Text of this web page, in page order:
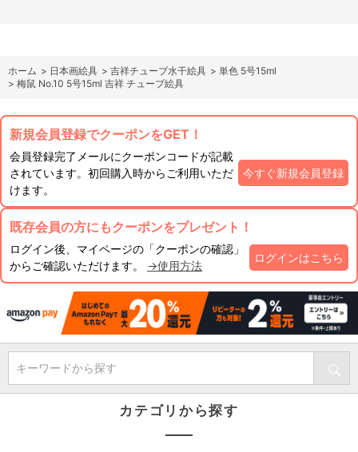
ホーム > 日本画絵具 > 吉祥チューブ水干絵具 > 単色 5号15ml
> 梅鼠 No.10 5号15ml 吉祥 チューブ絵具
新規会員登録でクーポンをGET！
会員登録完了メールにクーポンコードが記載
されています。初回購入時からご利用いただ
けます。
今すぐ新規会員登録
既存会員の方にもクーポンをプレゼント！
ログイン後、マイページの「クーポンの確認」
からご確認いただけます。 →使用方法
ログインはこちら
キーワードから探す
カテゴリから探す